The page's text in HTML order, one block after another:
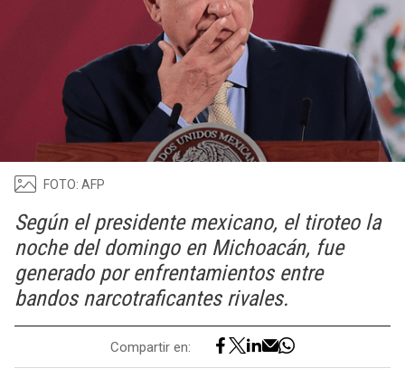
FOTO: AFP
Según el presidente mexicano, el tiroteo la
noche del domingo en Michoacán, fue
generado por enfrentamientos entre
bandos narcotraficantes rivales.
Compartir en: